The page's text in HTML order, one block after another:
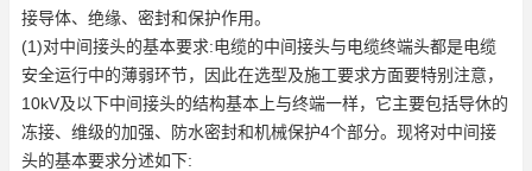
接导体、绝缘、密封和保护作用。
(1)对中间接头的基本要求:电缆的中间接头与电缆终端头都是电缆
安全运行中的薄弱环节，因此在选型及施工要求方面要特别注意，
10kV及以下中间接头的结构基本上与终端一样，它主要包括导休的
冻接、维级的加强、防水密封和机械保护4个部分。现将对中间接
头的基本要求分述如下: